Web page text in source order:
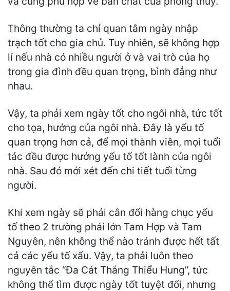
Thông thường ta chỉ quan tâm ngày nhập
trạch tốt cho gia chủ. Tuy nhiên, sẽ không hợp
lí nếu nhà có nhiều người ở và vai trò của họ
trong gia đình đều quan trọng, bình đẳng như
nhau.
Vậy, ta phải xem ngày tốt cho ngôi nhà, tức tốt
cho tọa, hướng của ngôi nhà. Đây là yếu tố
quan trọng hơn cả, để mọi thành viên, mọi tuổi
tác đều được hưởng yếu tố tốt lành của ngôi
nhà. Sau đó mới xét đến chi tiết tuổi từng
người.
Khi xem ngày sẽ phải cân đối hàng chục yếu
tố theo 2 trường phái lớn Tam Hợp và Tam
Nguyên, nên không thể nào tránh được hết tất
cả các yếu tố xấu. Vậy, ta phải luôn theo
nguyên tắc “Đa Cát Thắng Thiểu Hung”, tức
không thể tìm được ngày tốt tuyệt đối, nhưng